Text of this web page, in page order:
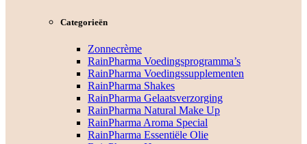
Categorieën
Zonnecrème
RainPharma Voedingsprogramma’s
RainPharma Voedingssupplementen
RainPharma Shakes
RainPharma Gelaatsverzorging
RainPharma Natural Make Up
RainPharma Aroma Special
RainPharma Essentiële Olie